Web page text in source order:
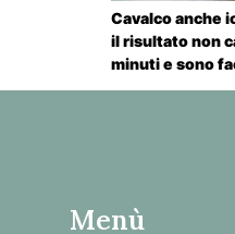
Cavalco anche
il risultato non
minuti e sono
Menù